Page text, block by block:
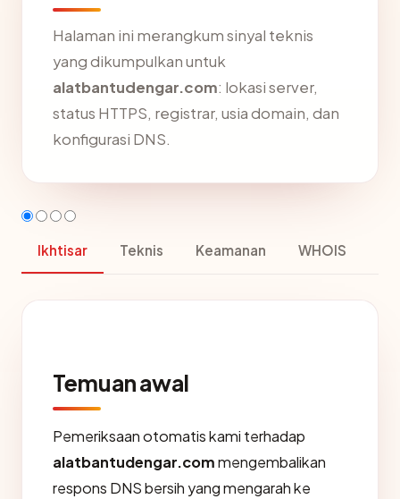
Halaman ini merangkum sinyal teknis
yang dikumpulkan untuk
alatbantudengar.com: lokasi server,
status HTTPS, registrar, usia domain, dan
konfigurasi DNS.
Ikhtisar Teknis Keamanan WHOIS
Temuan awal
Pemeriksaan otomatis kami terhadap
alatbantudengar.commengembalikan
respons DNS bersih yang mengarah ke